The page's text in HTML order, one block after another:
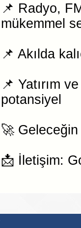
📌 Radyo,
mükemmel
📌 Akılda
📌 Yatırım
potansiyel
🚀 Geleceğin
📩 İletişim: